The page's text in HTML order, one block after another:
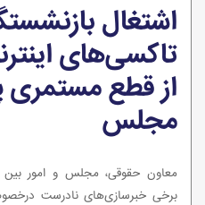
اشتغال
تاکسی‌های
از قطع
مجلس
معاون حقوقی، مجلس و امور بین
برخی خبرسازی‌های نادرست